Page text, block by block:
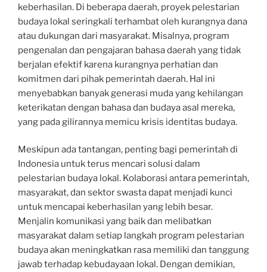
keberhasilan. Di beberapa daerah, proyek pelestarian
budaya lokal seringkali terhambat oleh kurangnya dana
atau dukungan dari masyarakat. Misalnya, program
pengenalan dan pengajaran bahasa daerah yang tidak
berjalan efektif karena kurangnya perhatian dan
komitmen dari pihak pemerintah daerah. Hal ini
menyebabkan banyak generasi muda yang kehilangan
keterikatan dengan bahasa dan budaya asal mereka,
yang pada gilirannya memicu krisis identitas budaya.
Meskipun ada tantangan, penting bagi pemerintah di
Indonesia untuk terus mencari solusi dalam
pelestarian budaya lokal. Kolaborasi antara pemerintah,
masyarakat, dan sektor swasta dapat menjadi kunci
untuk mencapai keberhasilan yang lebih besar.
Menjalin komunikasi yang baik dan melibatkan
masyarakat dalam setiap langkah program pelestarian
budaya akan meningkatkan rasa memiliki dan tanggung
jawab terhadap kebudayaan lokal. Dengan demikian,